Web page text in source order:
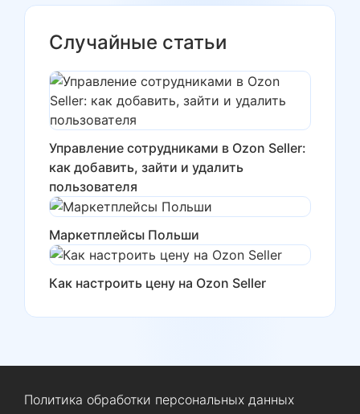
Случайные статьи
Управление сотрудниками в Ozon Seller:
как добавить, зайти и удалить
пользователя
Маркетплейсы Польши
Как настроить цену на Ozon Seller
Политика обработки персональных данных